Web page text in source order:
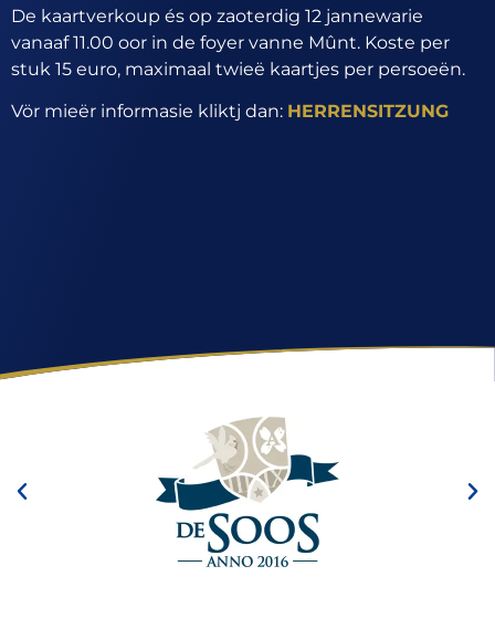
De kaartverkoup és op zaoterdig 12 jannewarie
vanaaf 11.00 oor in de foyer vanne Mûnt. Koste per
stuk 15 euro, maximaal twieë kaartjes per persoeën.
Vör mieër informasie kliktj dan: HERRENSITZUNG